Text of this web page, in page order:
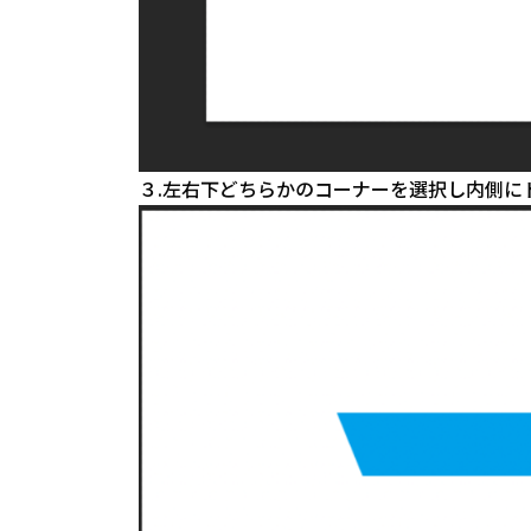
３.左右下どちらかのコーナーを選択し内側に